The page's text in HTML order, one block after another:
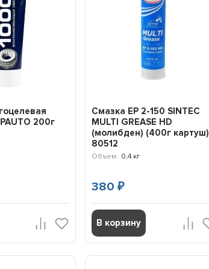
7 октября 2025 16:20
200г
Смазка EP 2-150 SINTEC
MULTI GREASE HD
(молибден) (400г картуш)
80512
Объем: 0,4 кг
380₽
В корзину